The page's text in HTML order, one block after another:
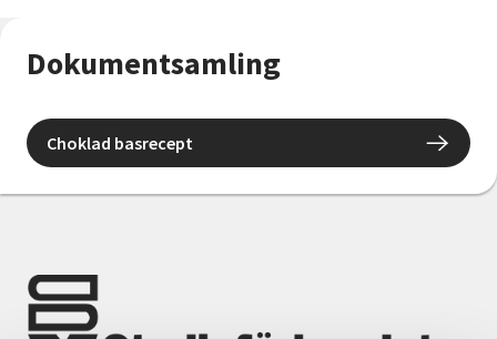
Starta studiecirkel
Cirkelledare
Nyheter
Dokumentsamling
Choklad basrecept